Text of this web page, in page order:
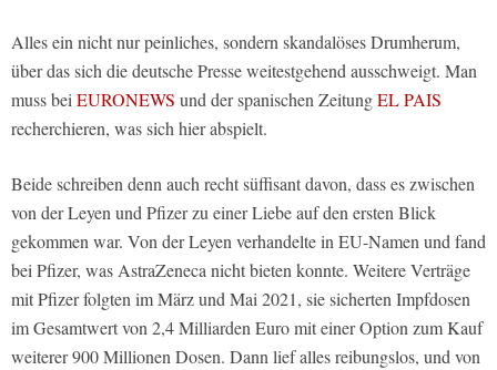
Alles ein nicht nur peinliches, sondern skandalöses Drumherum,
über das sich die deutsche Presse weitestgehend ausschweigt. Man
muss beiEURONEWS und der spanischen ZeitungEL PAIS
recherchieren, was sich hier abspielt.
Beide schreiben denn auch recht süffisant davon, dass es zwischen
von der Leyen und Pfizer zu einer Liebe auf den ersten Blick
gekommen war. Von der Leyen verhandelte in EU-Namen und fand
bei Pfizer, was AstraZeneca nicht bieten konnte. Weitere Verträge
mit Pfizer folgten im März und Mai 2021, sie sicherten Impfdosen
im Gesamtwert von 2,4 Milliarden Euro mit einer Option zum Kauf
weiterer 900 Millionen Dosen. Dann lief alles reibungslos, und von